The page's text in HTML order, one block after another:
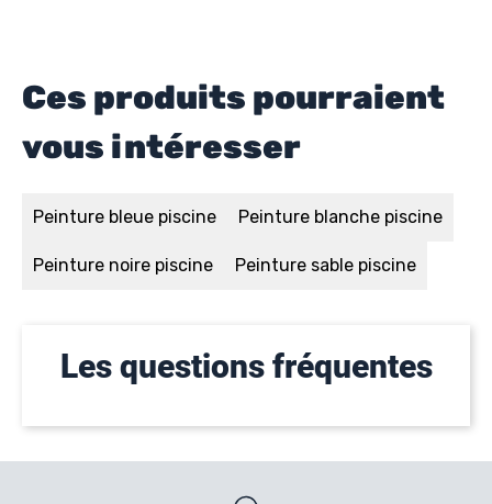
Ces produits pourraient
vous intéresser
Peinture bleue piscine Peinture blanche piscine
Peinture noire piscine Peinture sable piscine
Les questions fréquentes